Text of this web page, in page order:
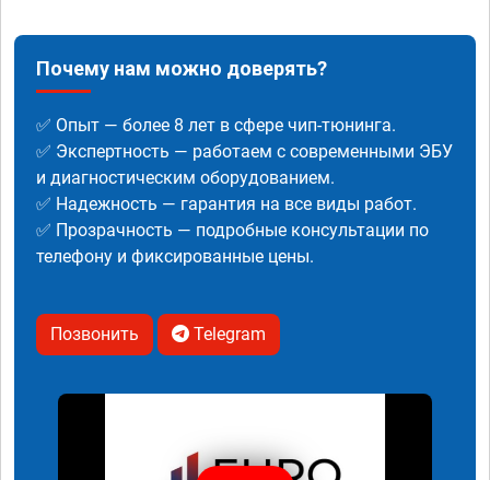
Почему нам можно доверять?
✅ Опыт — более 8 лет в сфере чип-тюнинга.
✅ Экспертность — работаем с современными ЭБУ
и диагностическим оборудованием.
✅ Надежность — гарантия на все виды работ.
✅ Прозрачность — подробные консультации по
телефону и фиксированные цены.
Позвонить Telegram